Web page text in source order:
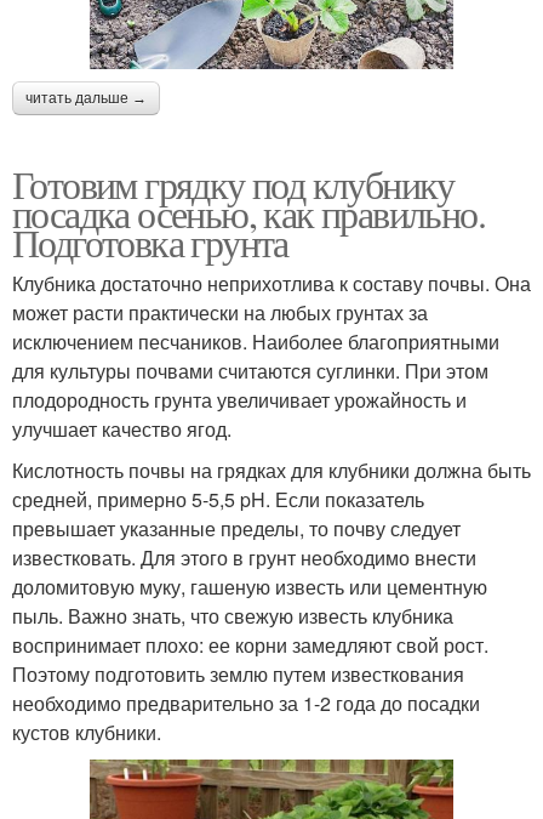
читать дальше →
Готовим грядку под клубнику
посадка осенью, как правильно.
Подготовка грунта
Клубника достаточно неприхотлива к составу почвы. Она
может расти практически на любых грунтах за
исключением песчаников. Наиболее благоприятными
для культуры почвами считаются суглинки. При этом
плодородность грунта увеличивает урожайность и
улучшает качество ягод.
Кислотность почвы на грядках для клубники должна быть
средней, примерно 5-5,5 pH. Если показатель
превышает указанные пределы, то почву следует
известковать. Для этого в грунт необходимо внести
доломитовую муку, гашеную известь или цементную
пыль. Важно знать, что свежую известь клубника
воспринимает плохо: ее корни замедляют свой рост.
Поэтому подготовить землю путем известкования
необходимо предварительно за 1-2 года до посадки
кустов клубники.